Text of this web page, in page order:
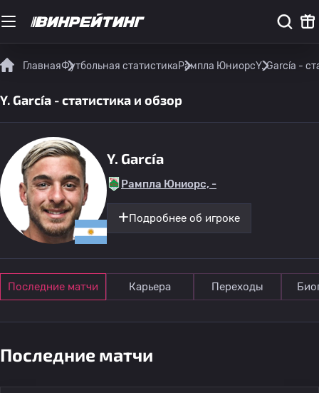
ГлавнаяФутбольная статистикаРампла ЮниорсY. García -
Y. García - статистика и обзор
Y. García
Рампла Юниорс, -
Подробнее об игроке
Последние матчи Карьера Переходы
Последние матчи